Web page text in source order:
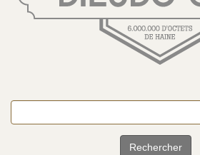
Rechercher